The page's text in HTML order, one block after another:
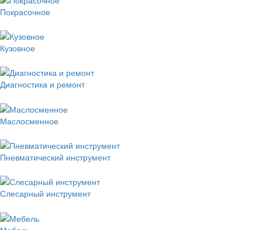
Покрасочное
Кузовное
Диагностика и ремонт
Маслосменное
Пневматический инструмент
Слесарный инструмент